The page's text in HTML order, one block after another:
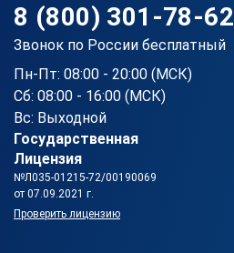
8 (800) 301-78-62
Звонок по России бесплатный
Пн-Пт: 08:00 - 20:00 (МСК)
Сб: 08:00 - 16:00 (МСК)
Вс: Выходной
Государственная
Лицензия
№Л035-01215-72/00190069
от 07.09.2021 г.
Проверить лицензию